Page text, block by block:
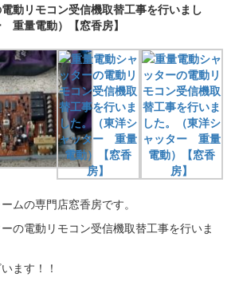
動リモコン受信機取替工事を行いまし
重量電動）【窓香房】
ムの専門店窓香房です。
の電動リモコン受信機取替工事を行いま
ます！！